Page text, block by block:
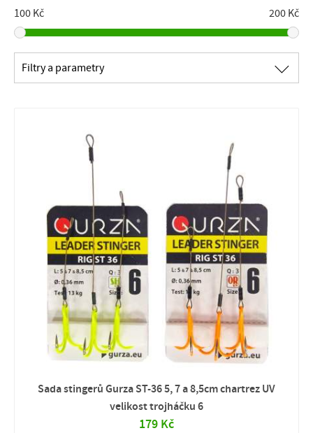
100 Kč
200 Kč
Filtry a parametry ∟
Sada stingerů Gurza ST-36 5, 7 a 8,5cm chartrez UV
velikost trojháčku 6
179 Kč